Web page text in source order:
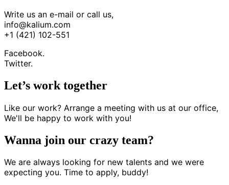
Write us an e-mail or call us,
info@kalium.com
+1 (421) 102-551
Facebook.
Twitter.
Let’s work together
Like our work? Arrange a meeting with us at our office,
We'll be happy to work with you!
Wanna join our crazy team?
We are always looking for new talents and we were
expecting you. Time to apply, buddy!